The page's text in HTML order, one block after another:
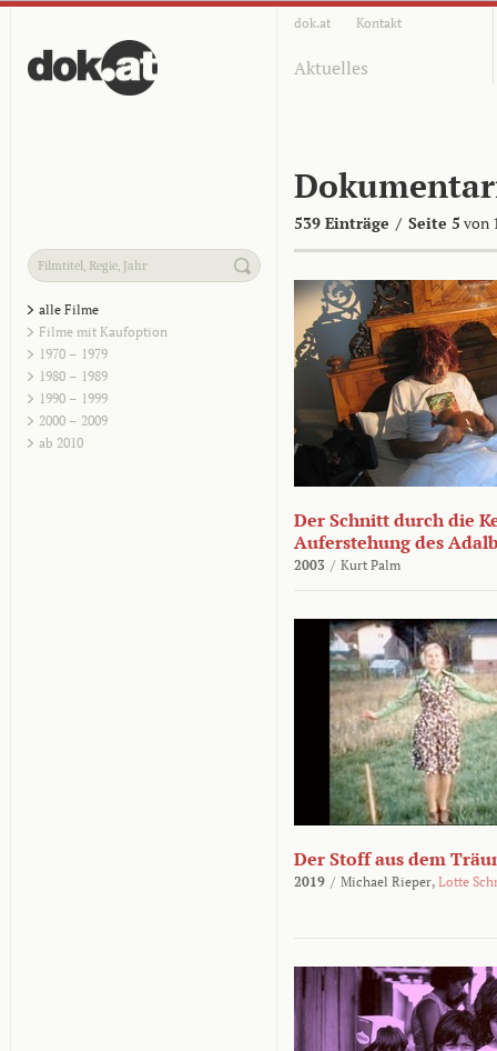
dok.at Kontakt
Aktuelles
539 Einträge / Seite 5 von
alle Filme
Filme mit Kaufoption
1970 – 1979
1980 – 1989
1990 – 1999
2000 – 2009
ab 2010
Der Schnitt durch die
Auferstehung des
2003 / Kurt Palm
Der Stoff aus dem
2019 / Michael Rieper, Lotte